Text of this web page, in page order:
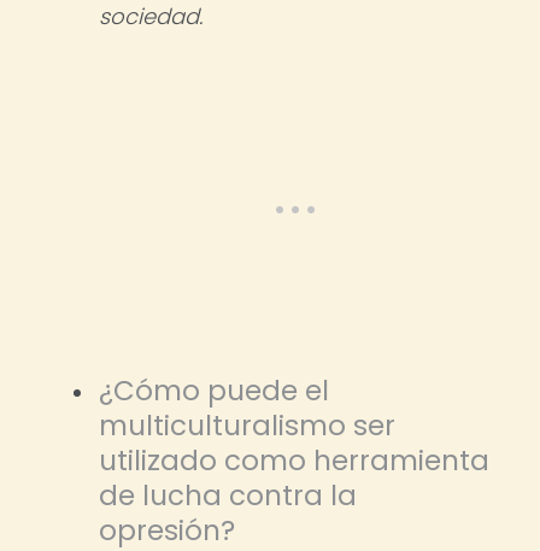
sociedad.
¿Cómo puede el
multiculturalismo ser
utilizado como herramienta
de lucha contra la
opresión?